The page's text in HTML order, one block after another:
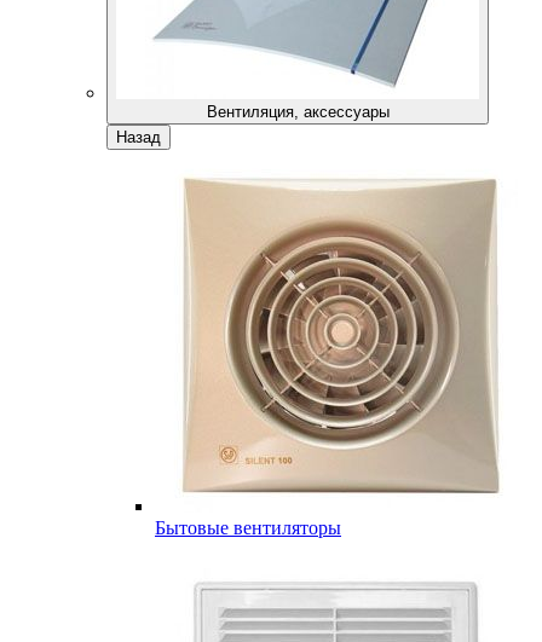
Вентиляция, аксессуары
Назад
Бытовые вентиляторы